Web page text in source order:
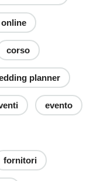
corso
planner
evento
fornitori